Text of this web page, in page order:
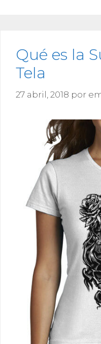
Qué es la
Tela
27 abril, 2018 por